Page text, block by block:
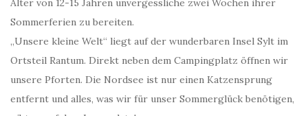
Alter von 12-15 Jahren unvergessliche zwei Wochen ihrer
Sommerferien zu bereiten.
„Unsere kleine Welt“ liegt auf der wunderbaren Insel Sylt im
Ortsteil Rantum. Direkt neben dem Campingplatz öffnen wir
unsere Pforten. Die Nordsee ist nur einen Katzensprung
entfernt und alles, was wir für unser Sommerglück benötigen,